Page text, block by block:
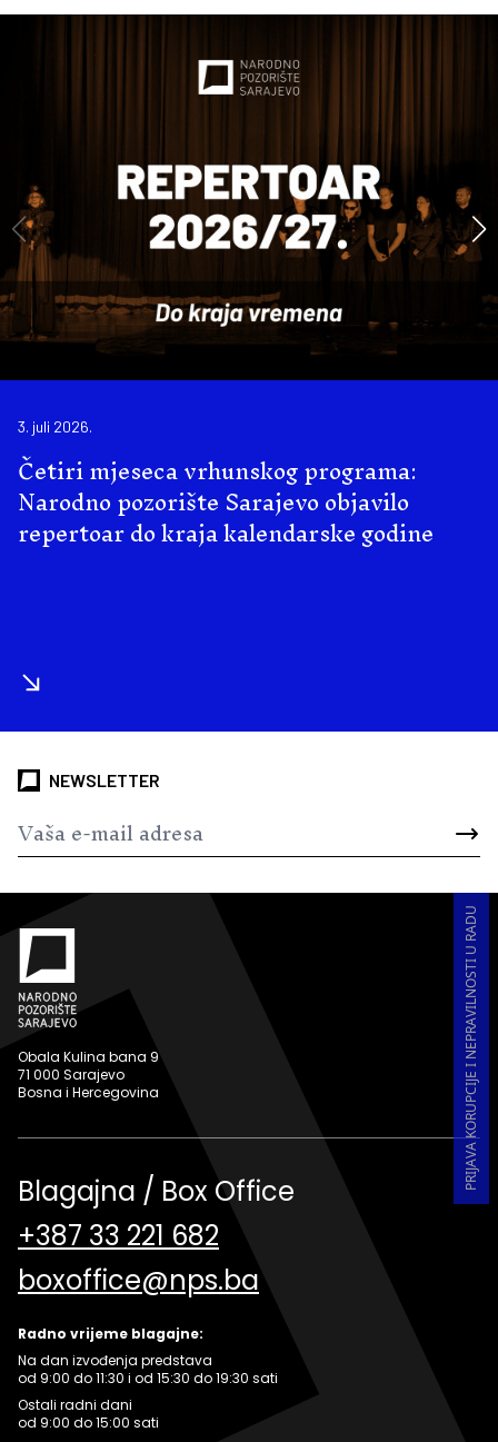
3. juli 2026.
Četiri mjeseca vrhunskog programa:
Narodno pozorište Sarajevo objavilo
repertoar do kraja kalendarske godine
NEWSLETTER
PRIJAVA KORUPCIJE I NEPRAVILNOSTI U RADU
Obala Kulina bana 9
71 000 Sarajevo
Bosna i Hercegovina
Blagajna / Box Office
+387 33 221 682
boxoffice@nps.ba
Radno vrijeme blagajne:
Na dan izvođenja predstava
od 9:00 do 11:30 i od 15:30 do 19:30 sati
Ostali radni dani
od 9:00 do 15:00 sati